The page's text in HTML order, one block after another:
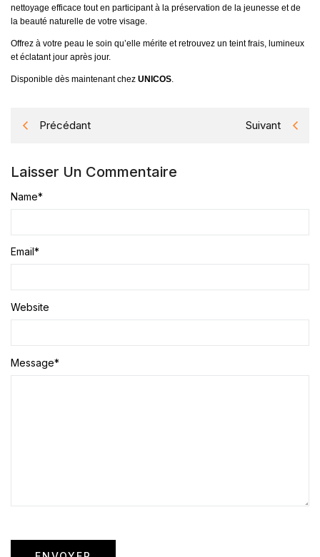
nettoyage efficace tout en participant à la préservation de la jeunesse et de
la beauté naturelle de votre visage.
Offrez à votre peau le soin qu’elle mérite et retrouvez un teint frais, lumineux
et éclatant jour après jour.
Disponible dès maintenant chez UNICOS.
Précédant Suivant
Laisser Un Commentaire
Message*
Name*
Email*
Website